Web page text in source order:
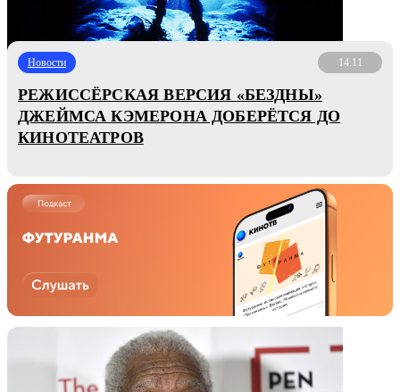
Новости 14.11
РЕЖИССЁРСКАЯ ВЕРСИЯ «БЕЗДНЫ»
ДЖЕЙМСА КЭМЕРОНА ДОБЕРЁТСЯ ДО
КИНОТЕАТРОВ